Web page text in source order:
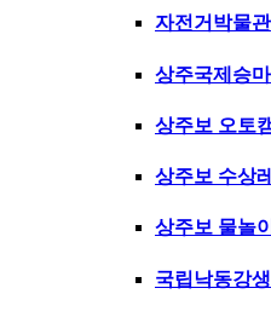
자전거박물관
상주국제승
상주보 오토
상주보 수상
상주보 물놀
국립낙동강